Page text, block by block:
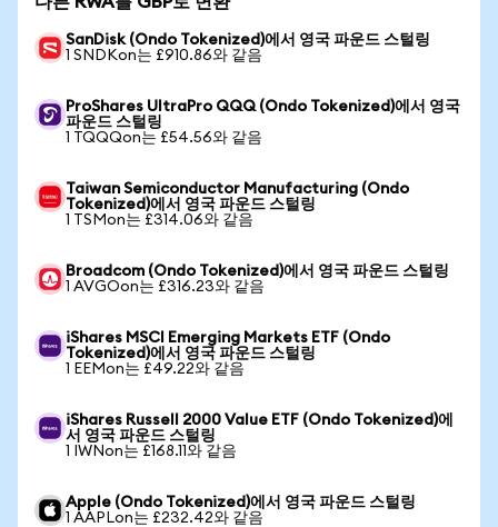
SanDisk (Ondo Tokenized)에서 영국 파운드 스털링
1 SNDKon는 £910.86와 같음
ProShares UltraPro QQQ (Ondo Tokenized)에서 영국
파운드 스털링
1 TQQQon는 £54.56와 같음
Taiwan Semiconductor Manufacturing (Ondo
Tokenized)에서 영국 파운드 스털링
1 TSMon는 £314.06와 같음
Broadcom (Ondo Tokenized)에서 영국 파운드 스털링
1 AVGOon는 £316.23와 같음
iShares MSCI Emerging Markets ETF (Ondo
Tokenized)에서 영국 파운드 스털링
1 EEMon는 £49.22와 같음
iShares Russell 2000 Value ETF (Ondo Tokenized)에
서 영국 파운드 스털링
1 IWNon는 £168.11와 같음
Apple (Ondo Tokenized)에서 영국 파운드 스털링
1 AAPLon는 £232.42와 같음